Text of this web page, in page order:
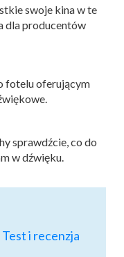
swoje kina w te
dla producentów
fotelu oferującym
sprawdźcie, co do
w dźwięku.
i recenzja